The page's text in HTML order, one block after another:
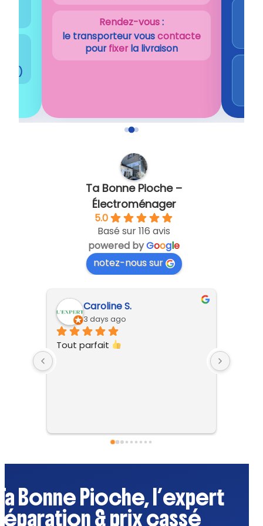
Rendez-vous:
le transporteur vouscontacte
pourfixerla livraison
Ta Bonne Pioche –
Électroménager
5.0
Basé sur 116 avis
powered byGoogle
notez-nous sur
Regine G.
6 days ago
Bonne Pioche, l’expert
& prix cassé